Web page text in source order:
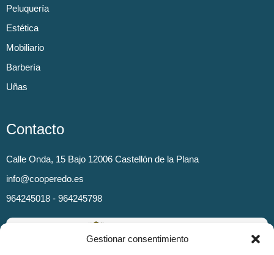
Gestionar consentimiento
Peluquería
Estética
Mobiliario
Barbería
Uñas
Contacto
Calle Onda, 15 Bajo 12006 Castellón de la Plana
info@cooperedo.es
964245018 - 964245798